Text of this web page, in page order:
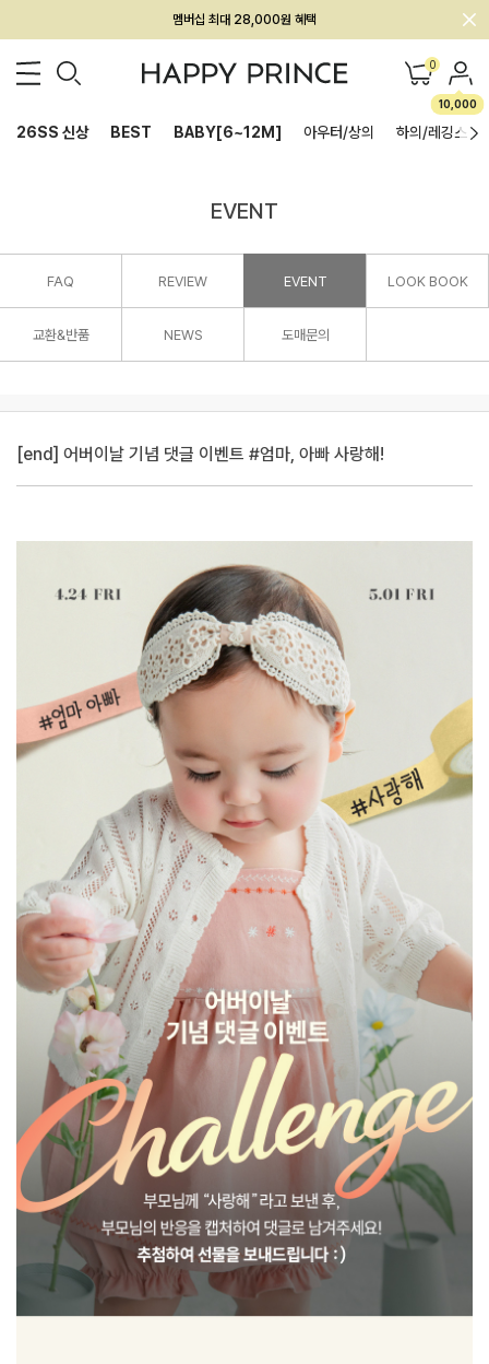
회원전용 아울렛, 가입하면 ~60% 할인!
멤버십 최대 28,000원 혜택 0
10,000
26SS 신상 BEST BABY[6~12M] 아우터/상의 하의/레깅스
EVENT
FAQ REVIEW EVENT LOOK BOOK
교환&반품 NEWS 도매문의
[end] 어버이날 기념 댓글 이벤트 #엄마, 아빠 사랑해!